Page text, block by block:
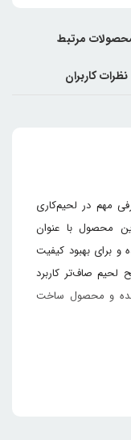
مرتبط
نظرات کاربران
مهم در لحیم‌کاری
محصول با عنوان
و برای بهبود کیفیت
لحیم صاف‌تر کاربرد
و محصول ساخت